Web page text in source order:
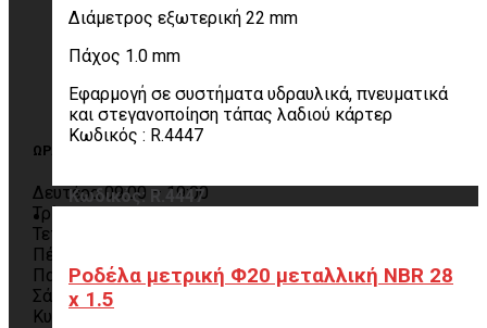
Διάμετρος εξωτερική 22 mm
Πάχος 1.0 mm
Εφαρμογή σε συστήματα υδραυλικά, πνευματικά
και στεγανοποίηση τάπας λαδιού κάρτερ
Κωδικός : R.4447
Κωδικός: R.4447
Ροδέλα μετρική Φ20 μεταλλική NBR 28
x 1.5
Τρόποι αποστολής
Τρόποι πληρωμής
Πολιτική επιστροφών
Παραλαβή από το κατάστημα
Όροι χρήσης
ΩΡΑΡΙΟ
Δευτέρα 09:00 – 19:00
Τρίτη 09:00 – 19:00
Τετάρτη 09:00 – 19:00
Πέμπτη 09:00 – 19:00
Παρασκευή 09:00 – 19:00
Σάββατο 10:00 – 14:00
Κυριακή Κλειστά